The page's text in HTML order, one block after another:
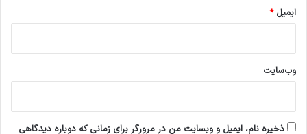
ایمیل*
وب‌سایت
ذخیره نام، ایمیل و وبسایت من در مرورگر برای زمانی که دوباره دیدگاهی